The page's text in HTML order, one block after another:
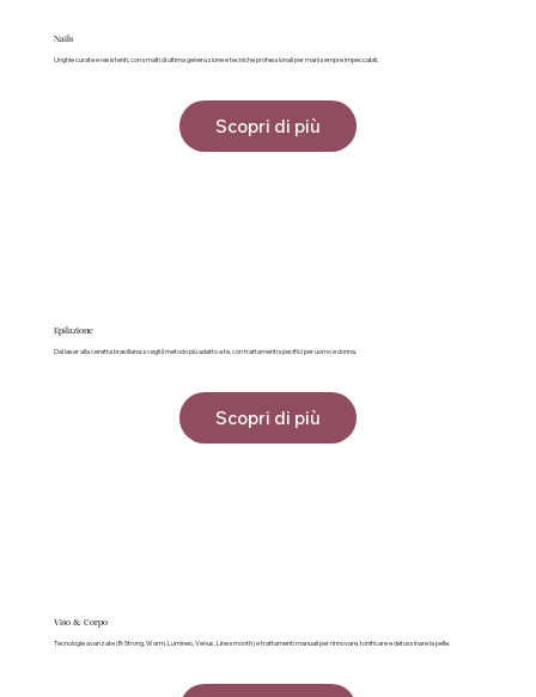
Nails
Unghie curate e resistenti, con smalti di ultima generazione e tecniche professionali per mani sempre impeccabili.
Scopri di più
Epilazione
Dal laser alla ceretta brasiliana: scegli il metodo più adatto a te, con trattamenti specifici per uomo e donna.
Scopri di più
Viso & Corpo
Tecnologie avanzate (B-Strong, Warm, Lumineo, Venus, Line smooth) e trattamenti manuali per rinnovare, tonificare e detossinare la pelle.